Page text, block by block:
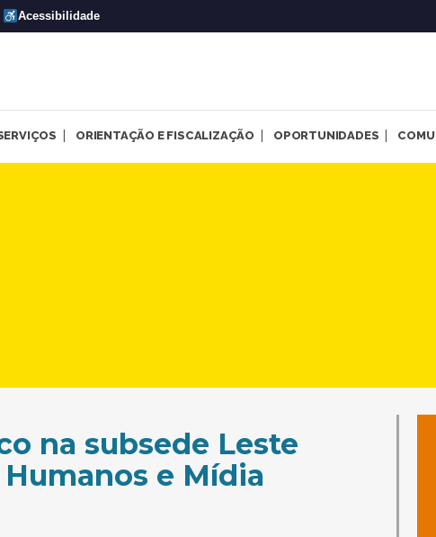
Acessibilidade
ORIENTAÇÃO E FISCALIZAÇÃO OPORTUNIDADES
Leste debaterá Direitos
na subsede Leste
e Mídia